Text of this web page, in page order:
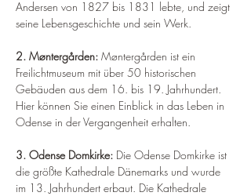
Andersen von 1827 bis 1831 lebte, und zeigt
seine Lebensgeschichte und sein Werk.
2. Møntergården: Møntergården ist ein
Freilichtmuseum mit über 50 historischen
Gebäuden aus dem 16. bis 19. Jahrhundert.
Hier können Sie einen Einblick in das Leben in
Odense in der Vergangenheit erhalten.
3. Odense Domkirke: Die Odense Domkirke ist
die größte Kathedrale Dänemarks und wurde
im 13. Jahrhundert erbaut. Die Kathedrale